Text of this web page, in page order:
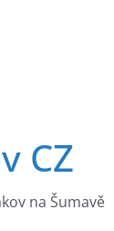
CZ
na Šumavě